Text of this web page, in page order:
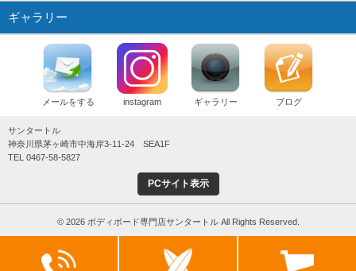
ギャラリー
メールをする instagram ギャラリー ブログ
サンタートル
神奈川県茅ヶ崎市中海岸3-11-24 SEA1F
TEL 0467-58-5827
PCサイト表示
© 2026 ボディボード専門店サンタートル All Rights Reserved.